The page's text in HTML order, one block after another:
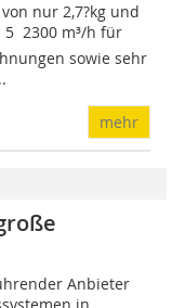
nur 2,7?kg und
 2300 m³/h für
sowie sehr
mehr
Anbieter